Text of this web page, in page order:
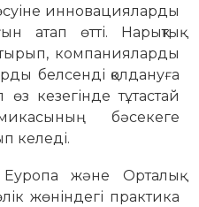
инновацияларды
атап өтті. Нарықтық
компанияларды
белсенді қолдануға
кезегінде тұтастай
бәсекеге
келеді.
Еуропа және Орталық
жөніндегі практика